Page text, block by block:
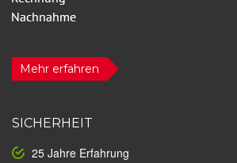
Mehr erfahren
SICHERHEIT
25 Jahre Erfahrung